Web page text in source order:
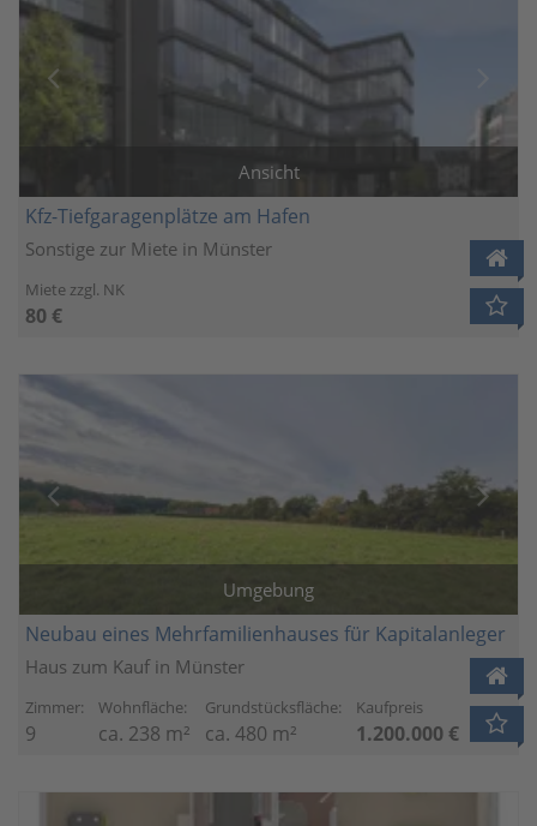
Ansicht
Kfz-Tiefgaragenplätze am Hafen
Sonstige zur Miete in Münster
Miete zzgl. NK
80 €
Umgebung
Neubau eines Mehrfamilienhauses für Kapitalanleger
Haus zum Kauf in Münster
Zimmer:
9
Wohnfläche:
ca. 238 m²
Grundstücksfläche:
ca. 480 m²
Kaufpreis
1.200.000 €